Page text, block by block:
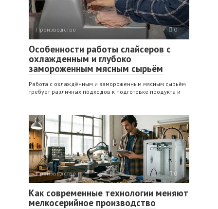
Производство 0
Особенности работы слайсеров с
охлажденным и глубоко
замороженным мясным сырьём
Работа с охлаждённым и замороженным мясным сырьём
требует различных подходов к подготовке продукта и
Производство 0
Как современные технологии меняют
мелкосерийное производство